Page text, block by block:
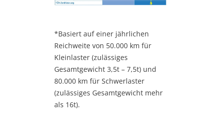
*Basiert auf einer jährlichen
Reichweite von 50.000 km für
Kleinlaster (zulässiges
Gesamtgewicht 3,5t – 7,5t) und
80.000 km für Schwerlaster
(zulässiges Gesamtgewicht mehr
als 16t).